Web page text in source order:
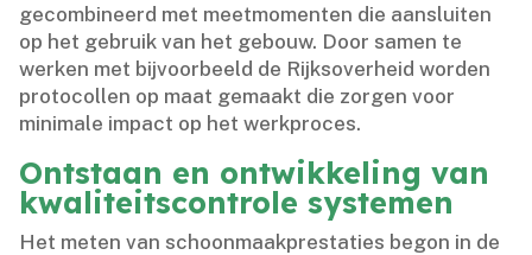
gecombineerd met meetmomenten die aansluiten
op het gebruik van het gebouw.​ Door samen te
werken met bijvoorbeeld de Rijksoverheid worden
protocollen op maat gemaakt die zorgen voor
minimale impact op het werkproces.​
Ontstaan en ontwikkeling van
kwaliteitscontrole systemen
Het meten van schoonmaakprestaties begon in de